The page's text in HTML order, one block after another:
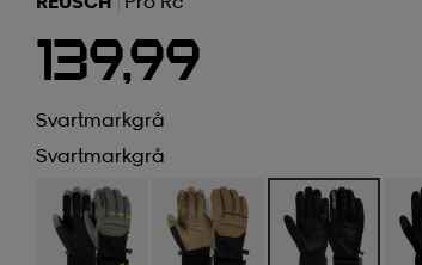
139,99
Svartmarkgrå
Svartmarkgrå